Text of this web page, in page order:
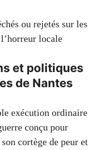
ou rejetés sur les
locale
et politiques
de Nantes
exécution ordinaire
conçu pour
cortège de peur et